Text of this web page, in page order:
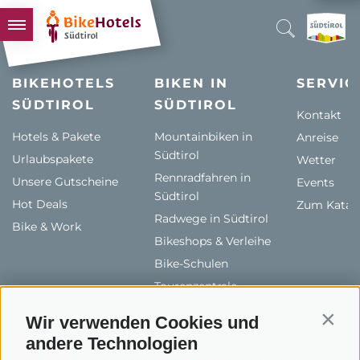
Wir verwenden Cookies und
andere Technologien
BIKEHOTELS
HOTELS & PAKETE
TOUREN & REVIERE
SÜDTIROL & WIR
SCHLUSSLICHTER
BIKEHOTELS
SÜDTIROL
Hotels & Pakete
Urlaubspakete
Unsere Gutscheine
Hot Deals
Bike & Work
BIKEN IN
SÜDTIROL
Mountainbiken in
Südtirol
Rennradfahren in
Südtirol
Radwege in Südtirol
Bikeshops & Verleihe
Bike-Schulen
Tourenzentrale
Kontakt
Anreise
Wetter
Events
Zum